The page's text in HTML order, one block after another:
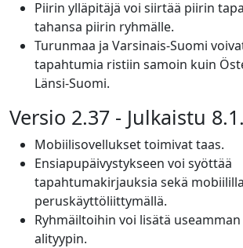
Piirin ylläpitäjä voi siirtää piirin
tahansa piirin ryhmälle.
Turunmaa ja Varsinais-Suomi
tapahtumia ristiin samoin kuin
Länsi-Suomi.
Versio 2.37 - Julkaistu
Mobiilisovellukset toimivat taas.
Ensiapupäivystykseen voi syöttää
tapahtumakirjauksia sekä
peruskäyttöliittymällä.
Ryhmäiltoihin voi lisätä
alityypin.